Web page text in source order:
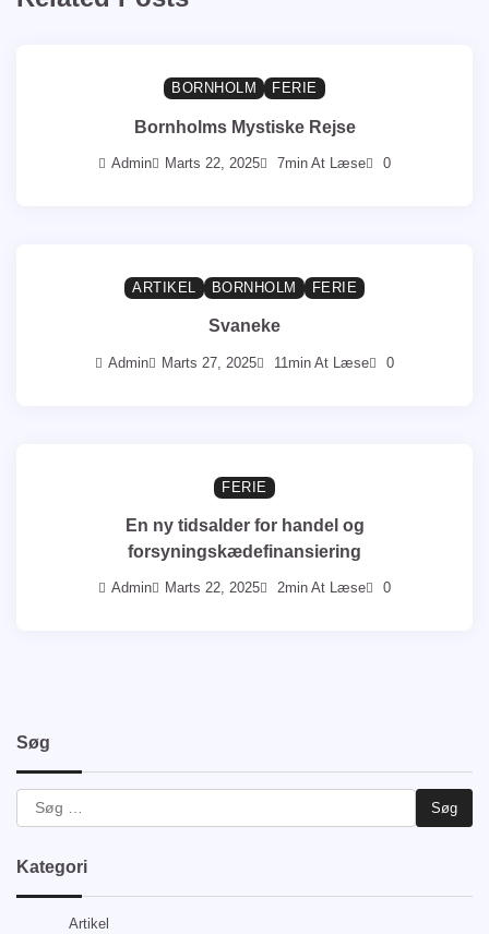
BORNHOLM FERIE
Bornholms Mystiske Rejse
Admin Marts 22, 2025 7min At Læse 0
ARTIKEL BORNHOLM FERIE
Svaneke
Admin Marts 27, 2025 11min At Læse 0
FERIE
En ny tidsalder for handel og
forsyningskædefinansiering
Admin Marts 22, 2025 2min At Læse 0
Søg
Kategori
Artikel